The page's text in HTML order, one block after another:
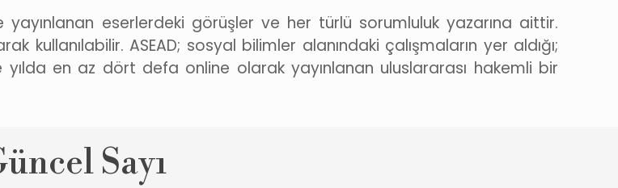
yayınlanan eserlerdeki görüşler ve her türlü sorumluluk yazarına aittir.
kullanılabilir. ASEAD; sosyal bilimler alanındaki çalışmaların yer aldığı;
en az dört defa online olarak yayınlanan uluslararası hakemli bir
Sayı